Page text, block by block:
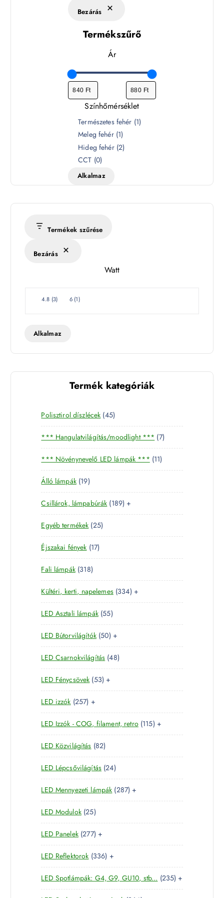
Bezárás
Termékszűrő
Ár
Színhőmérséklet
é
s
k
Természetes fehér (1)
Meleg fehér (1)
Hideg fehér (2)
CCT (0)
Alkalmaz
Termékek szűrése
Bezárás
Watt
W
t
4.8 (3) 6 (1)
Alkalmaz
Termék kategóriák
Polisztirol díszlécek 454
5
t
e
r
m
k
*** Hangulatvilágítás/moodlight *** 77
t
r
é
*** Növénynevelő LED lámpák *** 111
1
e
m
k
Álló lámpák 191
9
t
e
r
m
é
k
Csillárok, lámpabúrák 1891
8
t
r
é
k
+
Egyéb termékek 252
5
e
m
é
k
Éjszakai fények 171
7
e
r
m
é
k
Fali lámpák 3183
1
8
t
e
r
m
é
k
Kültéri, kerti, napelemes 3343
3
t
r
é
+
LED Asztali lámpák 555
5
t
e
r
m
k
LED Bútorvilágítók 505
0
t
e
r
m
k
+
LED Csarnokvilágítás 484
8
e
m
é
k
LED Fénycsövek 535
3
e
r
m
é
k
+
LED izzók 2572
5
7
t
e
r
m
é
k
+
LED Izzók - COG, filament, retro 1151
1
t
r
é
+
LED Közvilágítás 828
2
t
e
r
m
k
LED Lépcsővilágítás 242
4
t
e
m
k
LED Mennyezeti lámpák 2872
8
t
r
é
k
+
LED Modulok 252
5
t
e
r
m
é
k
LED Panelek 2772
7
7
t
e
r
+
LED Reflektorok 3363
3
6
t
+
LED Spotlámpák: G4, G9, GU10, stb... 2352
3
+